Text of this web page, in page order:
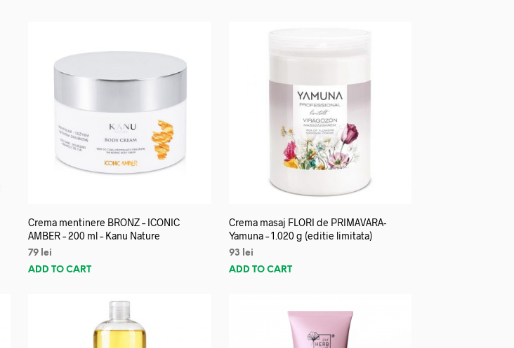
Crema mentinere BRONZ – ICONIC
AMBER – 200 ml – Kanu Nature
79 lei
ADD TO CART
Crema masaj FLORI de PRIMAVARA-
Yamuna – 1.020 g (editie limitata)
93
lei
ADD TO CART